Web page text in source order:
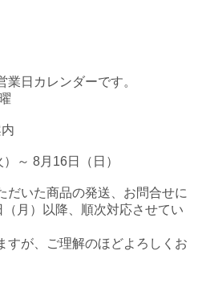
日カレンダーです。
～ 8月16日（日）
だいた商品の発送、お問合せに
月）以降、順次対応させてい
すが、ご理解のほどよろしくお